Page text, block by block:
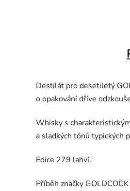
Destilát pro desetiletý
o opakování dříve
Whisky s
a sladkých tónů typických
Edice 279 lahví.
Příběh značky